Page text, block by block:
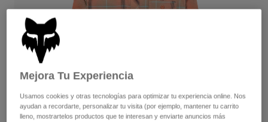
Pantalones largos
Chaquetas y chalecos
Guantes
Pantalones
Guantes
Chaquetas
Protecciones
Camisas
Ver todo
Mujer
Camisetas y tops
Protecciones
Gafas de Protección
Calcetines
Moto
Mejora Tu Experiencia
Usamos cookies y otras tecnologías para optimizar tu experiencia online. Nos
ayudan a recordarte, personalizar tu visita (por ejemplo, mantener tu carrito
lleno, mostrartelos productos que te interesan y enviarte anuncios más